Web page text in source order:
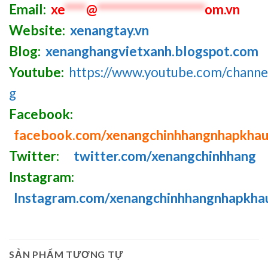
Email: xe****@********************om.vn
Website: xenangtay.vn
Blog: xenanghangvietxanh.blogspot.com
Youtube: https://www.youtube.com/
g
Facebook:
facebook.com/xenangchinhhangnhapkhau
Twitter:
twitter.com/xenangchinhhang
Instagram:
Instagram.com/
SẢN PHẨM TƯƠNG TỰ